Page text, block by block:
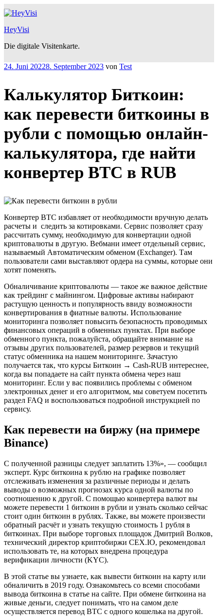
Zum
Inhalt
springen
HeyVisi
Die digitale Visitenkarte.
Veröffentlicht
24. Juni 20228. September 2023 von Test
Калькулятор Биткоин:
как перевести биткоины в
рубли с помощью онлайн-
калькулятора, где найти
конвертер BTC в RUB
Конвертер BTC избавляет от необходимости вручную делать
расчеты и следить за котировками. Сервис позволяет сразу
рассчитать сумму, необходимую для конвертации одной
криптовалюты в другую. Вебмани имеет отдельный сервис,
называемый Автоматическим обменом (Exchanger). Там
пользователи сами выставляют ордера на суммы, которые они
хотят поменять.
Обналичивание криптовалюты — такое же важное действие
как трейдинг с майнингом. Цифровые активы набирают
растущую ценность и популярность ввиду возможности
конвертирования в фиатные валюты. Использование
мониторинга позволяет повысить безопасность проводимых
финансовых операций в обменных пунктах. При выборе
обменного пункта, пожалуйста, обращайте внимание на
отзывы других пользователей, размер резервов и текущий
статус обменника на нашем мониторинге. Зачастую
получается так, что курсы Биткоин → Cash-RUB интереснее,
когда вы попадаете на сайт пункта обмена через наш
мониторинг. Если у вас появились проблемы с обменом
электронных денег и его алгоритмом, мы советуем посетить
раздел FAQ и воспользоваться подробной инструкцией по
сервису.
Как перевести на биржу (на примере
Binance)
С полученной разницы следует заплатить 13%», — сообщил
эксперт. Курс биткоина к рублю на графике позволяет
отслеживать изменения за различные периоды и делать
выводы о возможных прогнозах курса одной валюты по
соотношению к другой. С помощью конвертера валют вы
можете перевести 1 биткоин в рубли и узнать сколько сейчас
стоит один биткоин в рублях. Также, вы можете произвести
обратный расчёт и узнать текущую стоимость 1 рубля в
биткоинах. При выборе торговых площадок Дмитрий Волков,
технический директор криптобиржи CEX.IO, рекомендовал
использовать те, на которых внедрена процедура
верификации личности (KYC).
В этой статье вы узнаете, как вывести биткоин на карту или
обналичить в 2019 году. Ознакомьтесь со всеми способами
вывода биткоина в статье на сайте. При обмене биткоина на
живые деньги, следует понимать, что на самом деле
осуществляется перевод ВТС с одного кошелька на другой.